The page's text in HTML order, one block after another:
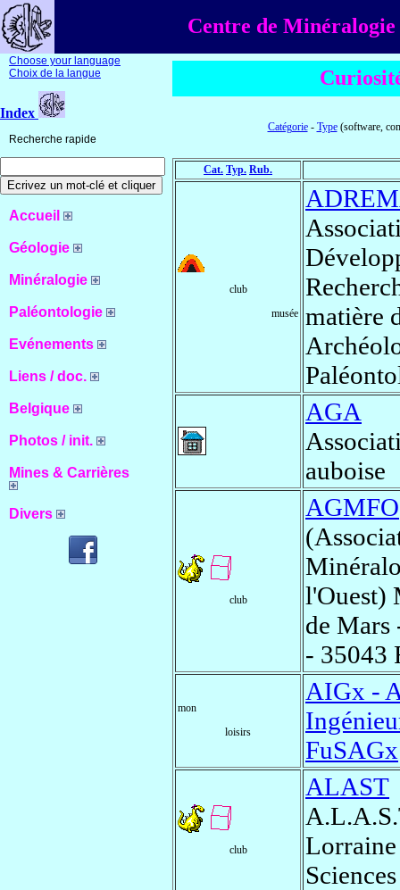
Centre de Minéralogie
Choose your language
Choix de la langue
Index
Recherche rapide
Accueil
Géologie
Minéralogie
Paléontologie
Evénements
Liens / doc.
Belgique
Photos / init.
Mines & Carrières
Divers
Catégorie- Type(software,
Cat. Typ. Rub.
club
musée matière
AGA
auboise
club
AGMFO
l'Ouest)
de Mars
- 35043
mon
loisirs
AIGx -
FuSAGx
club
ALAST
Lorraine